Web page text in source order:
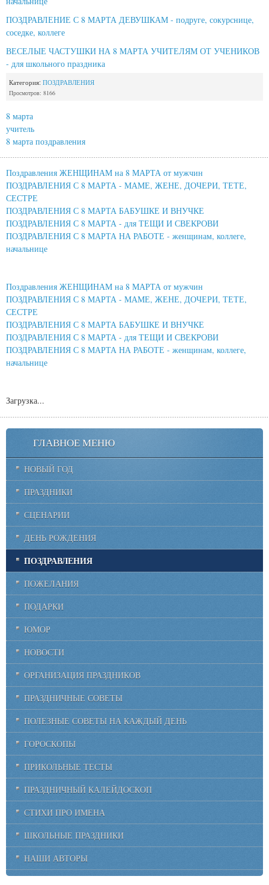
ПОЗДРАВЛЕНИЕ С 8 МАРТА ДЕВУШКАМ - подруге, сокурснице,
соседке, коллеге
ВЕСЕЛЫЕ ЧАСТУШКИ НА 8 МАРТА УЧИТЕЛЯМ ОТ УЧЕНИКОВ
- для школьного праздника
Категория: ПОЗДРАВЛЕНИЯ
Просмотров: 8166
8 марта
учитель
8 марта поздравления
Поздравления ЖЕНЩИНАМ на 8 МАРТА от мужчин
ПОЗДРАВЛЕНИЯ С 8 МАРТА - МАМЕ, ЖЕНЕ, ДОЧЕРИ, ТЕТЕ,
СЕСТРЕ
ПОЗДРАВЛЕНИЯ С 8 МАРТА БАБУШКЕ И ВНУЧКЕ
ПОЗДРАВЛЕНИЯ С 8 МАРТА - для ТЕЩИ И СВЕКРОВИ
ПОЗДРАВЛЕНИЯ С 8 МАРТА НА РАБОТЕ - женщинам, коллеге,
начальнице
Поздравления ЖЕНЩИНАМ на 8 МАРТА от мужчин
ПОЗДРАВЛЕНИЯ С 8 МАРТА - МАМЕ, ЖЕНЕ, ДОЧЕРИ, ТЕТЕ,
СЕСТРЕ
ПОЗДРАВЛЕНИЯ С 8 МАРТА БАБУШКЕ И ВНУЧКЕ
ПОЗДРАВЛЕНИЯ С 8 МАРТА - для ТЕЩИ И СВЕКРОВИ
ПОЗДРАВЛЕНИЯ С 8 МАРТА НА РАБОТЕ - женщинам, коллеге,
начальнице
Загрузка...
ГЛАВНОЕ МЕНЮ
НОВЫЙ ГОД
ПРАЗДНИКИ
СЦЕНАРИИ
ДЕНЬ РОЖДЕНИЯ
ПОЗДРАВЛЕНИЯ
ПОЖЕЛАНИЯ
ПОДАРКИ
ЮМОР
НОВОСТИ
ОРГАНИЗАЦИЯ ПРАЗДНИКОВ
ПРАЗДНИЧНЫЕ СОВЕТЫ
ПОЛЕЗНЫЕ СОВЕТЫ НА КАЖДЫЙ ДЕНЬ
ГОРОСКОПЫ
ПРИКОЛЬНЫЕ ТЕСТЫ
ПРАЗДНИЧНЫЙ КАЛЕЙДОСКОП
СТИХИ ПРО ИМЕНА
ШКОЛЬНЫЕ ПРАЗДНИКИ
НАШИ АВТОРЫ